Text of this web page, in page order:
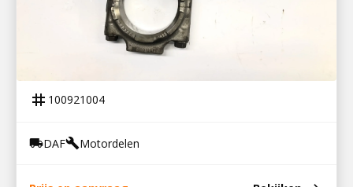
tag 100921004
local_shippingDAFbuildMotordelen